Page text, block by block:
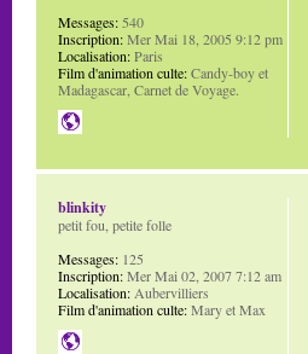
Messages:540
Inscription:Mer Mai 18, 2005 9:12 pm
Localisation:Paris
Film d'animation culte:Candy-boy et
Madagascar, Carnet de Voyage.
blinkity
petit fou, petite folle
Messages: 125
Inscription:Mer Mai 02, 2007 7:12 am
Localisation:Aubervilliers
Film d'animation culte:Mary et Max